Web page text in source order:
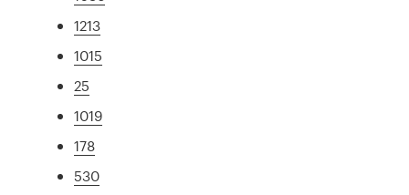
1213
1015
25
1019
178
530